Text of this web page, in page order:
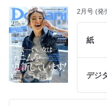
PART 10 流行の｢春コート
35歳、本音で選ぶ靴＆バッ
PART 11 パウダリーファン
PART 12 35歳の｢アンチエ
PART 13 知らなきゃ損する
4月のザ・編集長コスメ
「スナック濃好女」
PART 14 拝見！ 女･妻･母の
PART 15 ｢ボクらも好き｣
PART 16 “雰囲気美人”の「
目次
～ある日、ある時、ある場
時間割』。
今月の“もうひとつの表紙
今月の“ココだけの話
今月の“ここで撮ってきまし
【SHIHO 小物】
小泉里子のNo Life, No
渡辺佳子のなんだかコレ、
2月号 (発
紙
デジ